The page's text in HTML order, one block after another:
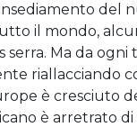
del
il mondo,
Ma da
riallacciando
è cresciuto
è arretrato